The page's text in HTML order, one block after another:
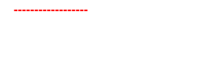
------------------